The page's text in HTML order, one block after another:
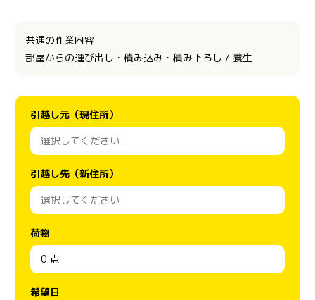
共通の作業内容
部屋からの運び出し・積み込み・積み下ろし / 養生
引越し元（現住所）
引越し先（新住所）
荷物
希望日